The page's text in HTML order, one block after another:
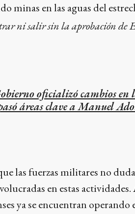
minas en las aguas del
ni salir sin la aprobación de
oficializó cambios en
áreas clave a Manuel
las fuerzas militares no
en estas
ya se encuentran operando